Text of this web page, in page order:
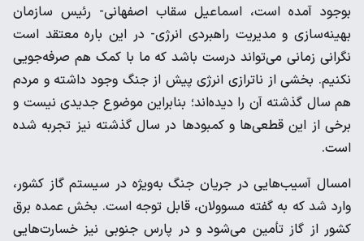
بوجود آمده است، اسماعیل سقاب اصفهانی- رئیس سازمان
بهینه‌سازی و مدیریت راهبردی انرژی- در این باره معتقد است
نگرانی زمانی می‌تواند درست باشد که ما با کمک هم صرفه‌جویی
نکنیم. بخشی از ناترازی انرژی پیش از جنگ وجود داشته و مردم
هم سال گذشته آن را دیده‌اند؛ بنابراین موضوع جدیدی نیست و
برخی از این قطعی‌ها و کمبودها در سال گذشته نیز تجربه شده
است.
امسال آسیب‌هایی در جریان جنگ به‌ویژه در سیستم گاز کشور،
وارد شد که به گفته مسوولان، قابل توجه است. بخش عمده برق
کشور از گاز تأمین می‌شود و در پارس جنوبی نیز خسارت‌هایی